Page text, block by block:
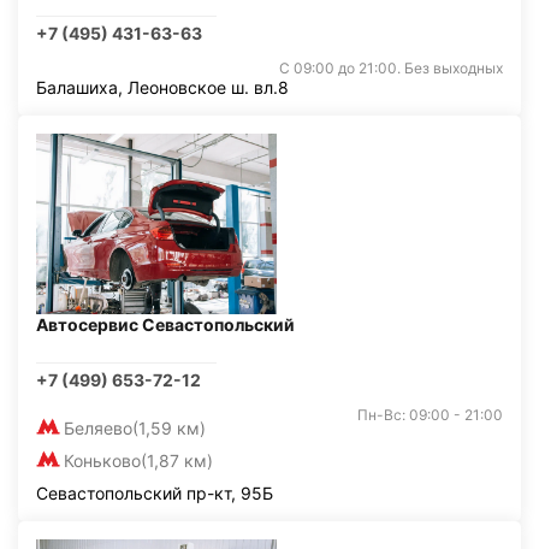
+7 (495) 431-63-63
С 09:00 до 21:00. Без выходных
Балашиха, Леоновское ш. вл.8
Автосервис Севастопольский
+7 (499) 653-72-12
Беляево(1,59 км)
Коньково(1,87 км)
Пн-Вс: 09:00 - 21:00
Севастопольский пр-кт, 95Б